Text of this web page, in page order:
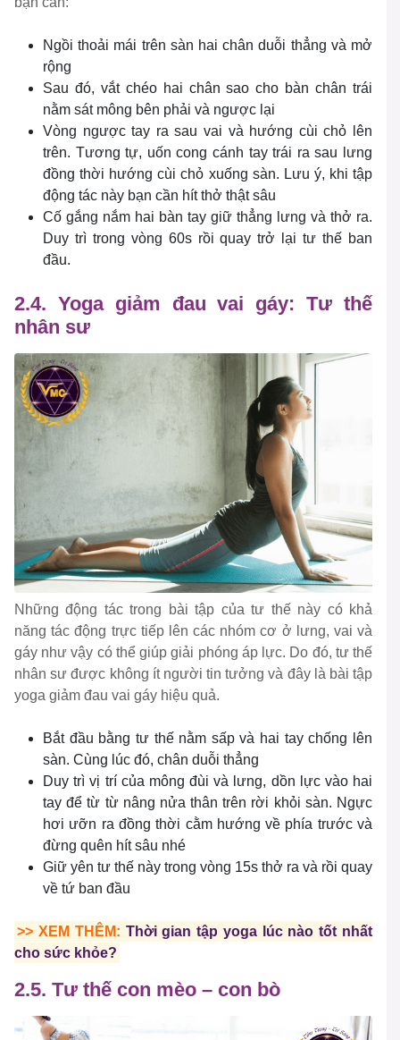
Ngồi thoải mái trên sàn hai chân duỗi thẳng và mở
rộng
Sau đó, vắt chéo hai chân sao cho bàn chân trái
nằm sát mông bên phải và ngược lại
Vòng ngược tay ra sau vai và hướng cùi chỏ lên
trên. Tương tự, uốn cong cánh tay trái ra sau lưng
đồng thời hướng cùi chỏ xuống sàn. Lưu ý, khi tập
động tác này bạn cần hít thở thật sâu
Cố gắng nắm hai bàn tay giữ thẳng lưng và thở ra.
Duy trì trong vòng 60s rồi quay trở lại tư thế ban
đầu.
2.4. Yoga giảm đau vai gáy: Tư thế
nhân sư
Những động tác trong bài tập của tư thế này có khả
năng tác động trực tiếp lên các nhóm cơ ở lưng, vai và
gáy như vậy có thể giúp giải phóng áp lực. Do đó, tư thế
nhân sư được không ít người tin tưởng và đây là bài tập
yoga giảm đau vai gáy hiệu quả.
Bắt đầu bằng tư thế nằm sấp và hai tay chống lên
sàn. Cùng lúc đó, chân duỗi thẳng
Duy trì vị trí của mông đùi và lưng, dồn lực vào hai
tay để từ từ nâng nửa thân trên rời khỏi sàn. Ngực
hơi ưỡn ra đồng thời cằm hướng về phía trước và
đừng quên hít sâu nhé
Giữ yên tư thế này trong vòng 15s thở ra và rồi quay
về tứ ban đầu
>> XEM THÊM: Thời gian tập yoga lúc nào tốt nhất
cho sức khỏe?
2.5. Tư thế con mèo – con bò